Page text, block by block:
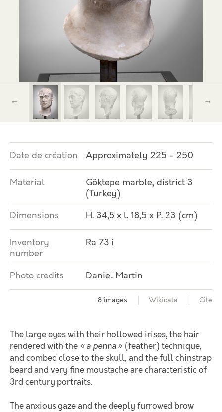
← →
Date de création Approximately 225 - 250
Material
Göktepe marble, district 3
(Turkey)
Dimensions H. 34,5 x l. 18,5 x P. 23 (cm)
Inventory
number
Ra 73 i
Photo credits Daniel Martin
8 images Wikidata Cite
The large eyes with their hollowed irises, the hair
rendered with the « a penna » (feather) technique,
and combed close to the skull, and the full chinstrap
beard and very fine moustache are characteristic of
3rd century portraits.
The anxious gaze and the deeply furrowed brow